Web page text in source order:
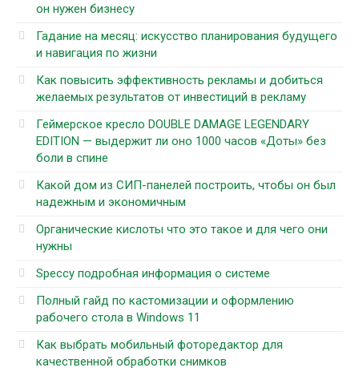
он нужен бизнесу
Гадание на месяц: искусство планирования будущего
и навигация по жизни
Как повысить эффективность рекламы и добиться
желаемых результатов от инвестиций в рекламу
Геймерское кресло DOUBLE DAMAGE LEGENDARY
EDITION — выдержит ли оно 1000 часов «Доты» без
боли в спине
Какой дом из СИП-панелей построить, чтобы он был
надежным и экономичным
Органические кислоты что это такое и для чего они
нужны
Speccy подробная информация о системе
Полный гайд по кастомизации и оформлению
рабочего стола в Windows 11
Как выбрать мобильный фоторедактор для
качественной обработки снимков